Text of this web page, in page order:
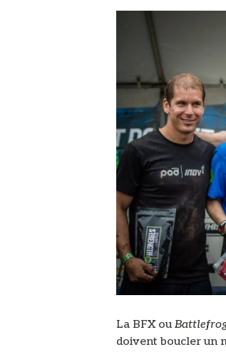
La BFX ou
doivent boucler un